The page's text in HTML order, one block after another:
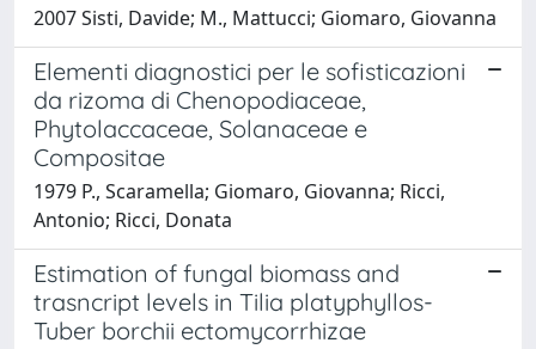
2007 Sisti, Davide; M., Mattucci; Giomaro, Giovanna
Elementi diagnostici per le sofisticazioni
da rizoma di Chenopodiaceae,
Phytolaccaceae, Solanaceae e
Compositae
1979 P., Scaramella; Giomaro, Giovanna; Ricci,
Antonio; Ricci, Donata
Estimation of fungal biomass and
trasncript levels in Tilia platyphyllos-
Tuber borchii ectomycorrhizae